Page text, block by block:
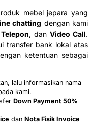
mebel jepara yang
chatting dengan kami
Telepon, danVideo Call.
transfer bank lokal atas
ketentuan sebagai
lalu informasikan nama
kami.
Down Payment 50%
dan Nota Fisik Invoice